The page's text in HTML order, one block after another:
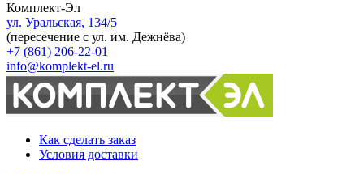
Комплект-Эл
ул. Уральская, 134/5
(пересечение с ул. им. Дежнёва)
+7 (861) 206-22-01
info@komplekt-el.ru
Как сделать заказ
Условия доставки